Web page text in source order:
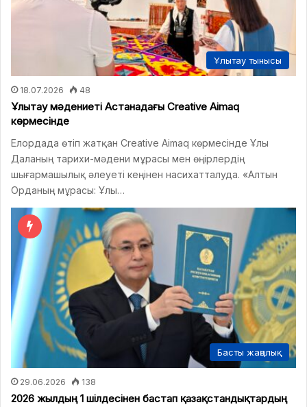
Ұлытау тынысы
18.07.2026 48
Ұлытау мәдениеті Астанадағы Creative Aimaq
көрмесінде
Елордада өтіп жатқан Creative Aimaq көрмесінде Ұлы
Даланың тарихи-мәдени мұрасы мен өңірлердің
шығармашылық әлеуеті кеңінен насихатталуда. «Алтын
Орданың мұрасы: Ұлы…
Басты жаңалық
29.06.2026 138
2026 жылдың 1 шілдесінен бастап қазақстандықтардың